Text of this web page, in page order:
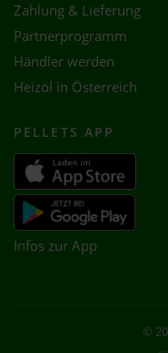
Zahlung & Lieferung
Partnerprogramm
Händler werden
Heizöl in Österreich
PELLETS APP
Infos zur App
©